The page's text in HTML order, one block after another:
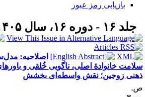
بازیابی رمز عبور
جلد ۱۶ - دوره ۱۶، سال ۱۴۰۵
اصلاحیه:
خانوادهٔ اصلی، ناگویی خُلقی و باورهای
زوجین؛ نقش واسطه‌ای بخشش